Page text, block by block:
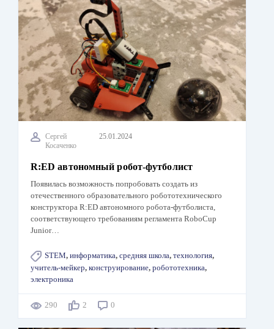
Сергей
Косаченко
25.01.2024
R:ED автономный робот-футболист
Появилась возможность попробовать создать из
отечественного образовательного робототехнического
конструктора R:ED автономного робота-футболиста,
соответствующего требованиям регламента RoboCup
Junior…
STEM, информатика, средняя школа, технология,
учитель-мейкер, конструирование, робототехника,
электроника
290 2 0